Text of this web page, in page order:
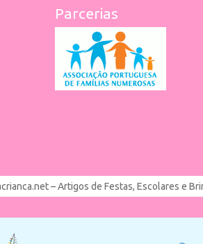
Parcerias
– Artigos de Festas, Escolares e